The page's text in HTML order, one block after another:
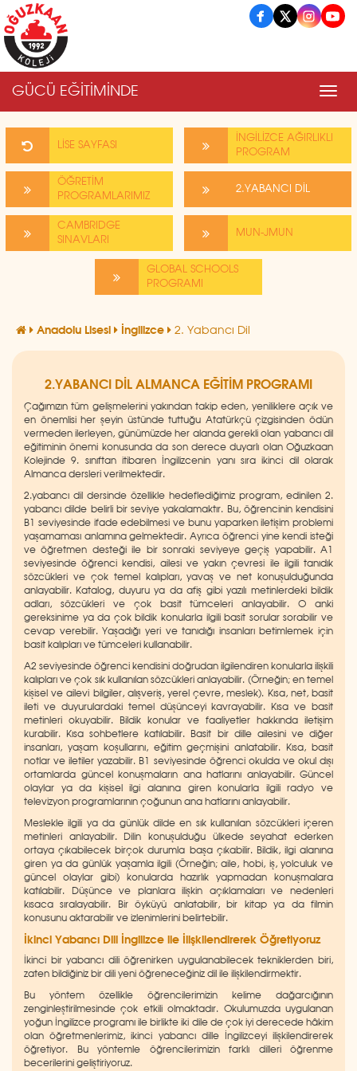
GÜCÜ EĞİTİMİNDE
Anadolu Lisesi İngilizce 2. Yabancı Dil
2.YABANCI DİL ALMANCA EĞİTİM PROGRAMI
Çağımızın tüm gelişmelerini yakından takip eden, yeniliklere açık ve
en önemlisi her şeyin üstünde tuttuğu Atatürkçü çizgisinden ödün
vermeden ilerleyen, günümüzde her alanda gerekli olan yabancı dil
eğitiminin önemi konusunda da son derece duyarlı olan Oğuzkaan
Kolejinde 9. sınıftan itibaren İngilizcenin yanı sıra ikinci dil olarak
Almanca dersleri verilmektedir.
2.yabancı dil dersinde özellikle hedeflediğimiz program, edinilen 2.
yabancı dilde belirli bir seviye yakalamaktır. Bu, öğrencinin kendisini
B1 seviyesinde ifade edebilmesi ve bunu yaparken iletişim problemi
yaşamaması anlamına gelmektedir. Ayrıca öğrenci yine kendi isteği
ve öğretmen desteği ile bir sonraki seviyeye geçiş yapabilir. A1
seviyesinde öğrenci kendisi, ailesi ve yakın çevresi ile ilgili tanıdık
sözcükleri ve çok temel kalıpları, yavaş ve net konuşulduğunda
anlayabilir. Katalog, duyuru ya da afiş gibi yazılı metinlerdeki bildik
adları, sözcükleri ve çok basit tümceleri anlayabilir. O anki
gereksinime ya da çok bildik konularla ilgili basit sorular sorabilir ve
cevap verebilir. Yaşadığı yeri ve tanıdığı insanları betimlemek için
basit kalıpları ve tümceleri kullanabilir.
A2 seviyesinde öğrenci kendisini doğrudan ilgilendiren konularla ilişkili
kalıpları ve çok sık kullanılan sözcükleri anlayabilir. (Örneğin; en temel
kişisel ve ailevi bilgiler, alışveriş, yerel çevre, meslek). Kısa, net, basit
ileti ve duyurulardaki temel düşünceyi kavrayabilir. Kısa ve basit
metinleri okuyabilir. Bildik konular ve faaliyetler hakkında iletişim
kurabilir. Kısa sohbetlere katılabilir. Basit bir dille ailesini ve diğer
insanları, yaşam koşullarını, eğitim geçmişini anlatabilir. Kısa, basit
notlar ve iletiler yazabilir. B1 seviyesinde öğrenci okulda ve okul dışı
ortamlarda güncel konuşmaların ana hatlarını anlayabilir. Güncel
olaylar ya da kişisel ilgi alanına giren konularla ilgili radyo ve
televizyon programlarının çoğunun ana hatlarını anlayabilir.
Meslekle ilgili ya da günlük dilde en sık kullanılan sözcükleri içeren
metinleri anlayabilir. Dilin konuşulduğu ülkede seyahat ederken
ortaya çıkabilecek birçok durumla başa çıkabilir. Bildik, ilgi alanına
giren ya da günlük yaşamla ilgili (Örneğin; aile, hobi, iş, yolculuk ve
güncel olaylar gibi) konularda hazırlık yapmadan konuşmalara
katılabilir. Düşünce ve planlara ilişkin açıklamaları ve nedenleri
kısaca sıralayabilir. Bir öyküyü anlatabilir, bir kitap ya da filmin
konusunu aktarabilir ve izlenimlerini belirtebilir.
İkinci Yabancı Dili İngilizce ile İlişkilendirerek Öğretiyoruz
İkinci bir yabancı dili öğrenirken uygulanabilecek tekniklerden biri,
zaten bildiğiniz bir dili yeni öğreneceğiniz dil ile ilişkilendirmektir.
Bu yöntem özellikle öğrencilerimizin kelime dağarcığının
zenginleştirilmesinde çok etkili olmaktadır. Okulumuzda uygulanan
yoğun İngilizce programı ile birlikte iki dile de çok iyi derecede hâkim
olan öğretmenlerimiz, ikinci yabancı dille İngilizceyi ilişkilendirerek
öğretiyor. Bu yöntemle öğrencilerimizin farklı dilleri öğrenme
becerilerini geliştiriyoruz.
LİSE SAYFASI
İNGİLİZCE AĞIRLIKLI
PROGRAM
ÖĞRETİM
PROGRAMLARIMIZ
2.YABANCI DİL
CAMBRIDGE
SINAVLARI
MUN-JMUN
GLOBAL SCHOOLS
PROGRAMI